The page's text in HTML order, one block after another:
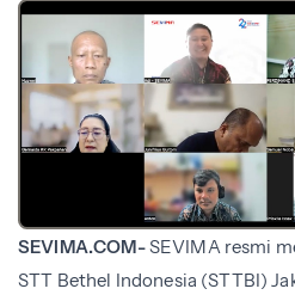
SEVIMA.COM-SEVIMA resmi
STT Bethel Indonesia (STTBI)